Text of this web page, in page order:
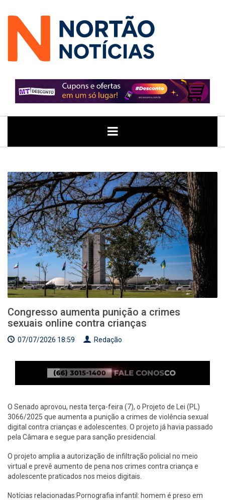
GERAL POLITICA ECONOMIA JUSTIÇA
Congresso aumenta punição a crimes
sexuais online contra crianças
07/07/2026 18:59 Redação
O Senado aprovou, nesta terça-feira (7), o Projeto de Lei (PL)
3066/2025 que aumenta a punição a crimes de violência sexual
digital contra crianças e adolescentes. O projeto já havia passado
pela Câmara e segue para sanção presidencial.
O projeto amplia a autorização de infiltração policial no meio
virtual e prevê aumento de pena nos crimes contra criança e
adolescente praticados nos meios digitais.
Notícias relacionadas:Pornografia infantil: homem é preso em